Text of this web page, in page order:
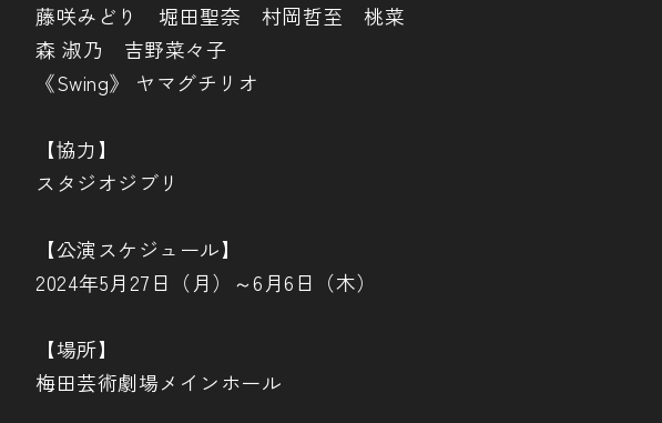
藤咲みどり 堀田聖奈 村岡哲至 桃菜
森 淑乃 吉野菜々子
《Swing》 ヤマグチリオ
【協力】
スタジオジブリ
【公演スケジュール】
2024年5月27日（月）～6月6日（木）
【場所】
梅田芸術劇場メインホール